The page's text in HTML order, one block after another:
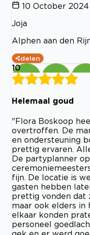
10 October 2024
Joja
Alphen aan den
delen
10
Helemaal goud
"Flora Boskoop
overtroffen. De
en ondersteuning
prettig ervaren.
De partyplanner
fijn. De locatie is
gasten hebben
prettig vonden dat
maar ook elders in
elkaar konden
personeel